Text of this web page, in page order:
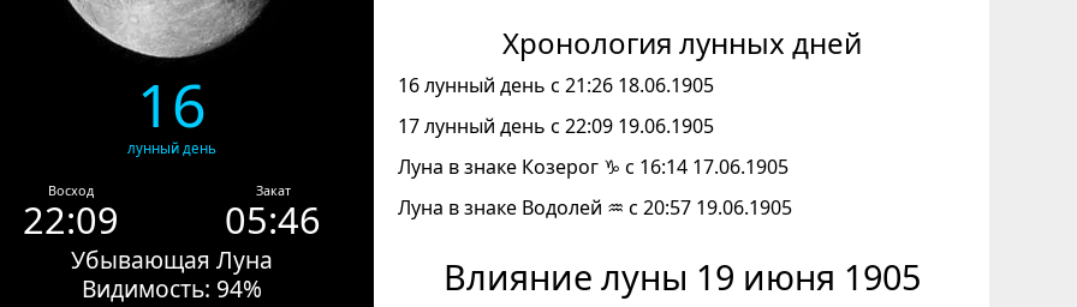
16
лунный день
Восход
22:09
Закат
05:46
Убывающая Луна
Видимость: 94%
Хронология лунных дней
16 лунный день с 21:26 18.06.1905
17 лунный день с 22:09 19.06.1905
Луна в знаке Козерог ♑ с 16:14 17.06.1905
Луна в знаке Водолей ♒ с 20:57 19.06.1905
Влияние луны 19 июня 1905